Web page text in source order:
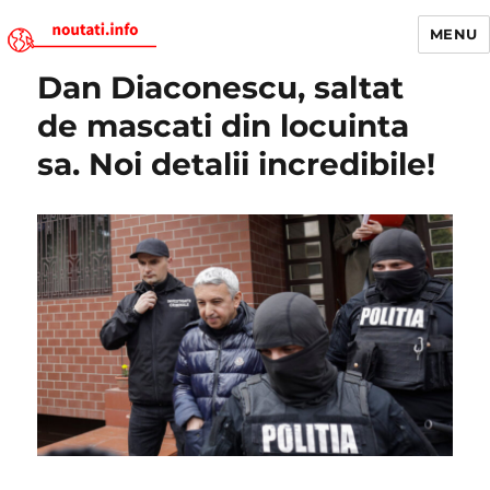
Noutati.Info
MENU
Dan Diaconescu, saltat
de mascati din locuinta
sa. Noi detalii incredibile!